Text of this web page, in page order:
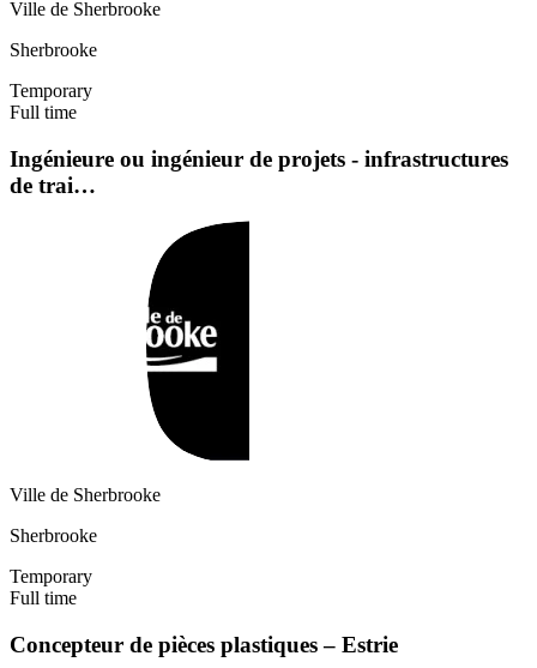
Ville de Sherbrooke
Sherbrooke
Temporary
Full time
Ingénieure ou ingénieur de projets - infrastructures
de trai…
Ville de Sherbrooke
Sherbrooke
Temporary
Full time
Concepteur de pièces plastiques – Estrie